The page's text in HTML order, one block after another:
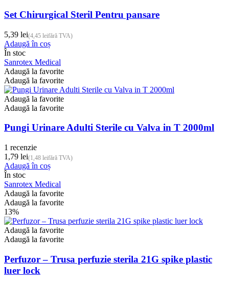
alese
în
produsului.
Set Chirurgical Steril Pentru pansare
5,39 lei(4,45 leifără TVA)
Adaugă în coș
În stoc
Sanrotex Medical
Adaugă la favorite
Adaugă la favorite
Adaugă la favorite
Adaugă la favorite
Pungi Urinare Adulti Sterile cu Valva in T 2000ml
1 recenzie
1,79 lei(1,48 leifără TVA)
Adaugă în coș
În stoc
Sanrotex Medical
Adaugă la favorite
Adaugă la favorite
13%
Adaugă la favorite
Adaugă la favorite
Perfuzor – Trusa perfuzie sterila 21G spike plastic
luer lock